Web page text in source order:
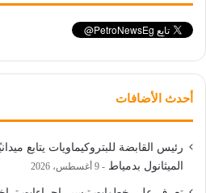
أحدث الأضافات
رئيس القابضة للبتروكيماويات يتابع
الميثانول بدمياط
9 أغسطس، 2026